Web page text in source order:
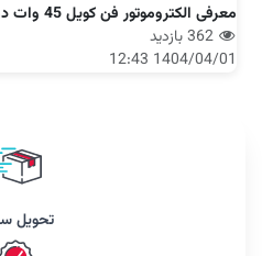
معرفی الکتروموتور فن کویل 45 وات دو سر شفت فرااکسیژن
362 بازدید
1404/04/01 12:43
تحویل